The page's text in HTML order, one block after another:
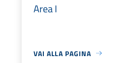
Area I
VAI ALLA PAGINA